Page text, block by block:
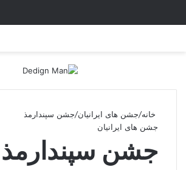
خانه/جشن های ایرانیان/جشن سپندارمذ
جشن های ایرانیان
جشن سپندارمذ